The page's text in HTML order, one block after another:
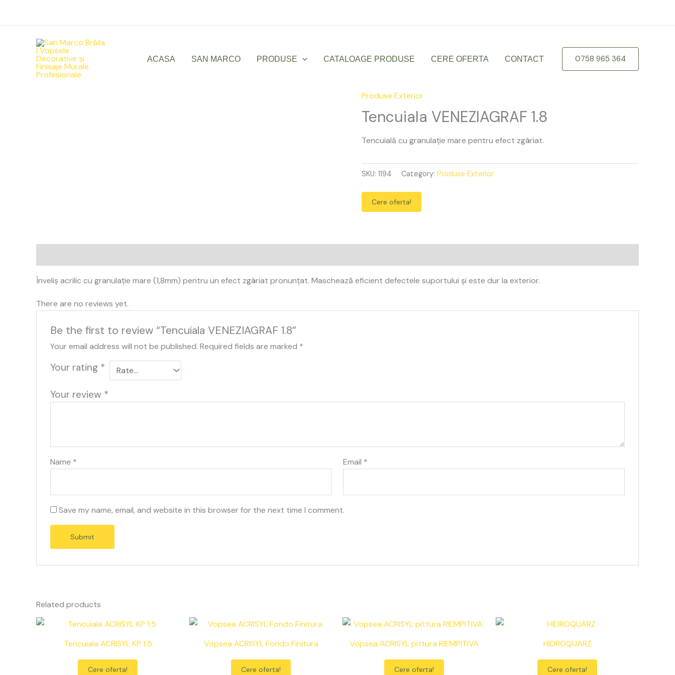
ACASA SAN MARCO PRODUSE CATALOAGE PRODUSE CERE OFERTA CONTACT 0758 965 364
Produse Exterior
Tencuiala VENEZIAGRAF 1.8
Tencuială cu granulație mare pentru efect zgâriat.
Tencuiala
VENEZIAGRAF
1.8
quantity
SKU: 1194 Category: Produse Exterior
Cere oferta!
Înveliș acrilic cu granulație mare (1,8mm) pentru un efect zgâriat pronunțat. Maschează eficient defectele suportului și este dur la exterior.
There are no reviews yet.
Be the first to review “Tencuiala VENEZIAGRAF 1.8”
Your email address will not be published. Required fields are marked *
Your rating *
Your review *
Name * Email *
Save my name, email, and website in this browser for the next time I comment.
Related products
Tencuiala ACRISYL KP 1.5
Cere oferta!
Vopsea ACRISYL Fondo Finitura
Cere oferta!
Vopsea ACRISYL pittura RIEMPITIVA
Cere oferta!
HIDROQUARZ
Cere oferta!